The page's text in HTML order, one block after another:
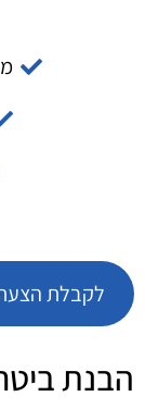
לקבלת הצעת
הבנת